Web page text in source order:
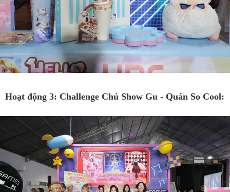
Hoạt động 3: Challenge Chủ Show Gu - Quán So Cool: